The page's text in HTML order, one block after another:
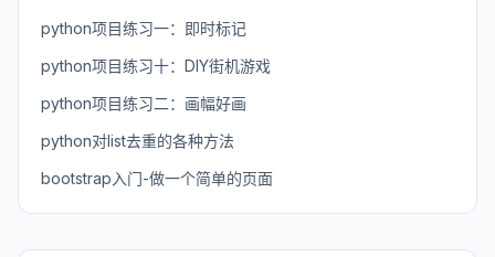
python项目练习一：即时标记
python项目练习十：DIY街机游戏
python项目练习二：画幅好画
python对list去重的各种方法
bootstrap入门-做一个简单的页面